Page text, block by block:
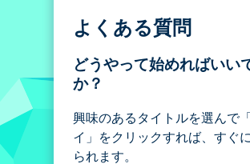
よくある質問
どうやって始めればいい
か？
興味のあるタイトルを選んで
イ」をクリックすれば、すぐ
られます。